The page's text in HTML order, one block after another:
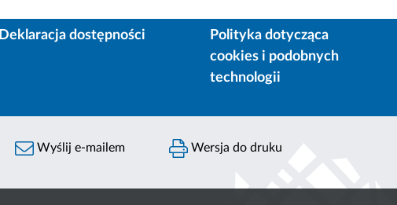
Deklaracja dostępności
Polityka dotycząca
cookies i podobnych
technologii
Wyślij e-mailem Wersja do druku